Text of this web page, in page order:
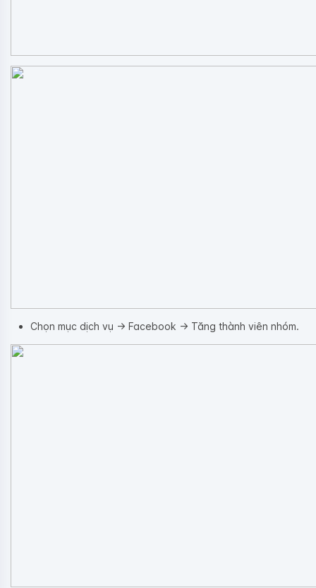
Chọn mục dịch vụ → Facebook → Tăng thành viên nhóm.